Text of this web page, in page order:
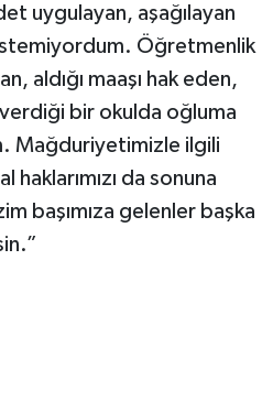
uygulayan, aşağılayan
Öğretmenlik
aldığı maaşı hak eden,
bir okulda oğluma
Mağduriyetimizle ilgili
haklarımızı da sonuna
başımıza gelenler başka